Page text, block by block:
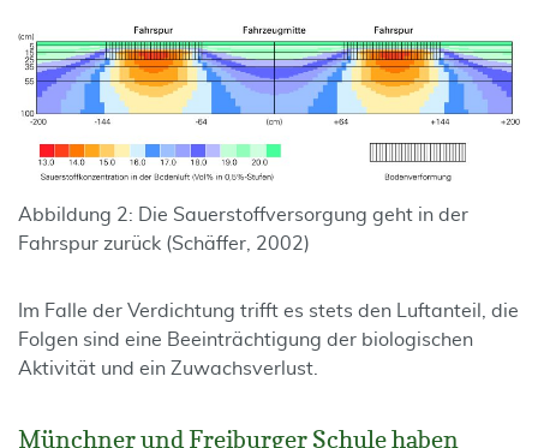
Abbildung 2: Die Sauerstoffversorgung geht in der
Fahrspur zurück (Schäffer, 2002)
Im Falle der Verdichtung trifft es stets den Luftanteil, die
Folgen sind eine Beeinträchtigung der biologischen
Aktivität und ein Zuwachsverlust.
Münchner und Freiburger Schule haben